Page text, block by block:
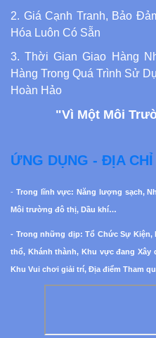
2. Giá Cạnh Tranh, Bảo
Hóa Luôn Có Sẵn
3. Thời Gian Giao Hàng
Hàng Trong Quá Trình Sử
Hoàn Hảo
"Vì Một Môi
ỨNG DỤNG - ĐỊA CHỈ
- Trong lĩnh vực: Năng lượng sạch,
Môi trường đô thị, Dầu khí…
- Trong những dịp: Tổ Chức Sự Kiện,
thổ, Khánh thành, Khu vực đang Xây
Khu Vui chơi giải trí, Địa điểm Tham